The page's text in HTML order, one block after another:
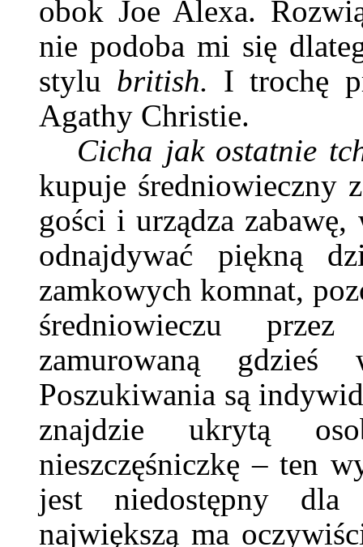
obok Joe Alexa.
nie podoba mi się
stylu british. I trochę
Agathy Christie.
Cicha jak ostatnie
kupuje średniowieczny
gości i urządza
odnajdywać piękną
zamkowych komnat,
średniowieczu
zamurowaną gdzieś
Poszukiwania są
znajdzie ukrytą
nieszczęśniczkę – ten
jest niedostępny
największą ma